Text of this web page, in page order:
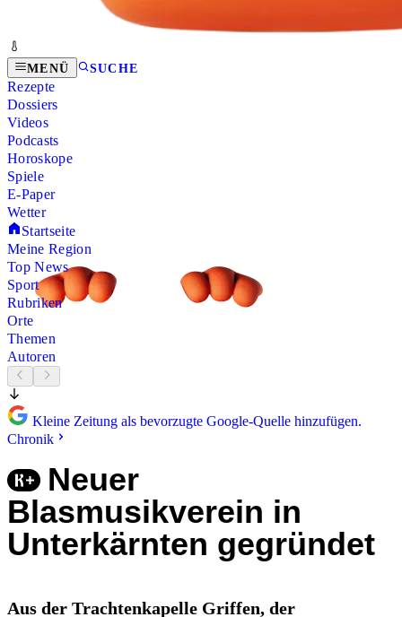
MENÜ SUCHE
Rezepte
Dossiers
Videos
Podcasts
Horoskope
Spiele
E-Paper
Wetter
Startseite
Meine Region
Top News
Sport
Rubriken
Orte
Themen
Autoren
Kleine Zeitung als bevorzugte Google-Quelle hinzufügen.
Chronik
Neuer
Blasmusikverein in
Unterkärnten gegründet
Aus der Trachtenkapelle Griffen, der